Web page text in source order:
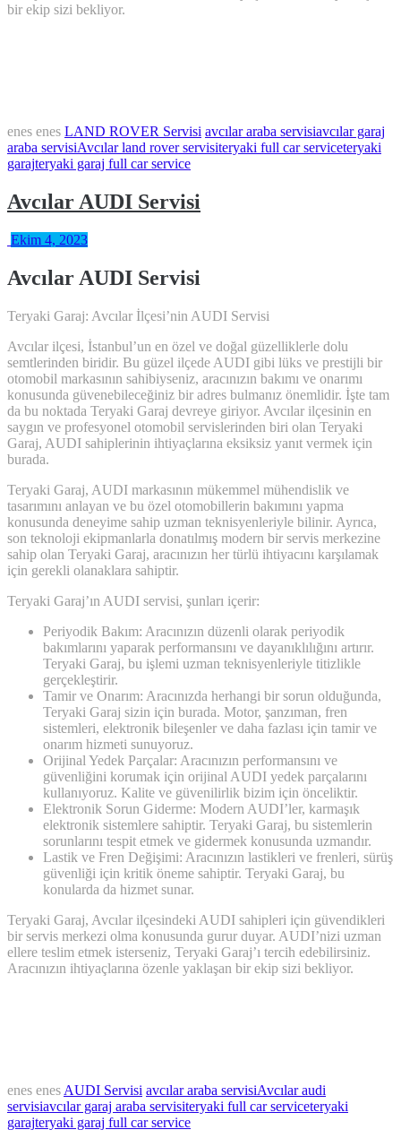
bir ekip sizi bekliyor.
enes enes LAND ROVER Servisi avcılar araba servisiavcılar garaj
araba servisiAvcılar land rover servisiteryaki full car serviceteryaki
garajteryaki garaj full car service
Avcılar AUDI Servisi
Ekim 4, 2023
Avcılar AUDI Servisi
Teryaki Garaj: Avcılar İlçesi’nin AUDI Servisi
Avcılar ilçesi, İstanbul’un en özel ve doğal güzelliklerle dolu
semtlerinden biridir. Bu güzel ilçede AUDI gibi lüks ve prestijli bir
otomobil markasının sahibiyseniz, aracınızın bakımı ve onarımı
konusunda güvenebileceğiniz bir adres bulmanız önemlidir. İşte tam
da bu noktada Teryaki Garaj devreye giriyor. Avcılar ilçesinin en
saygın ve profesyonel otomobil servislerinden biri olan Teryaki
Garaj, AUDI sahiplerinin ihtiyaçlarına eksiksiz yanıt vermek için
burada.
Teryaki Garaj, AUDI markasının mükemmel mühendislik ve
tasarımını anlayan ve bu özel otomobillerin bakımını yapma
konusunda deneyime sahip uzman teknisyenleriyle bilinir. Ayrıca,
son teknoloji ekipmanlarla donatılmış modern bir servis merkezine
sahip olan Teryaki Garaj, aracınızın her türlü ihtiyacını karşılamak
için gerekli olanaklara sahiptir.
Teryaki Garaj’ın AUDI servisi, şunları içerir:
Periyodik Bakım: Aracınızın düzenli olarak periyodik
bakımlarını yaparak performansını ve dayanıklılığını artırır.
Teryaki Garaj, bu işlemi uzman teknisyenleriyle titizlikle
gerçekleştirir.
Tamir ve Onarım: Aracınızda herhangi bir sorun olduğunda,
Teryaki Garaj sizin için burada. Motor, şanzıman, fren
sistemleri, elektronik bileşenler ve daha fazlası için tamir ve
onarım hizmeti sunuyoruz.
Orijinal Yedek Parçalar: Aracınızın performansını ve
güvenliğini korumak için orijinal AUDI yedek parçalarını
kullanıyoruz. Kalite ve güvenilirlik bizim için önceliktir.
Elektronik Sorun Giderme: Modern AUDI’ler, karmaşık
elektronik sistemlere sahiptir. Teryaki Garaj, bu sistemlerin
sorunlarını tespit etmek ve gidermek konusunda uzmandır.
Lastik ve Fren Değişimi: Aracınızın lastikleri ve frenleri, sürüş
güvenliği için kritik öneme sahiptir. Teryaki Garaj, bu
konularda da hizmet sunar.
Teryaki Garaj, Avcılar ilçesindeki AUDI sahipleri için güvendikleri
bir servis merkezi olma konusunda gurur duyar. AUDI’nizi uzman
ellere teslim etmek isterseniz, Teryaki Garaj’ı tercih edebilirsiniz.
Aracınızın ihtiyaçlarına özenle yaklaşan bir ekip sizi bekliyor.
enes enes AUDI Servisi avcılar araba servisiAvcılar audi
servisiavcılar garaj araba servisiteryaki full car serviceteryaki
garajteryaki garaj full car service